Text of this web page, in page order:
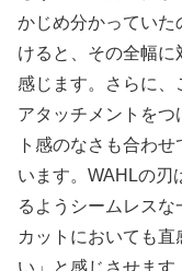
かじめ分かっていた
けると、その全幅に
感じます。さらに、
アタッチメントをつ
ト感のなさも合わ
います。WAHLの刃
るようシームレス
カットにおいても
い」と感じさせます